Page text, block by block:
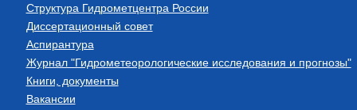
Структура Гидрометцентра России
Диссертационный совет
Аспирантура
Журнал "Гидрометеорологические исследования и прогнозы"
Книги, документы
Вакансии